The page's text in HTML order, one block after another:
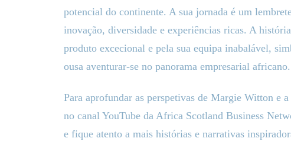
potencial do continente. A sua jornada é um
inovação, diversidade e experiências ricas. A
produto excecional e pela sua equipa inabalável,
ousa aventurar-se no panorama empresarial africano.
Para aprofundar as perspetivas de Margie Witton e
no canal YouTube da Africa Scotland Business
e fique atento a mais histórias e narrativas